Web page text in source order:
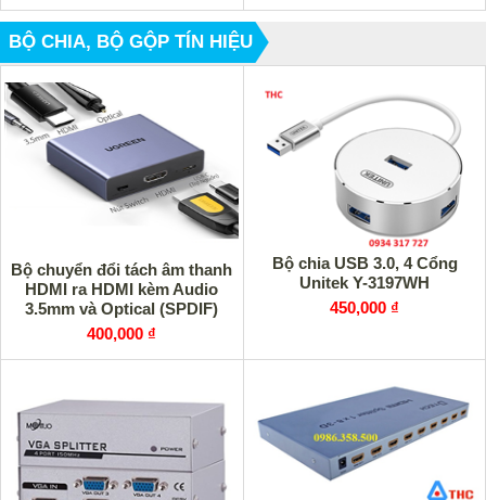
BỘ CHIA, BỘ GỘP TÍN HIỆU
Bộ chuyển đổi tách âm thanh
HDMI ra HDMI kèm Audio
3.5mm và Optical (SPDIF)
Ugreen 60649 cao cấp
400,000 ₫
Bộ chia USB 3.0, 4 Cổng
Unitek Y-3197WH
450,000 ₫